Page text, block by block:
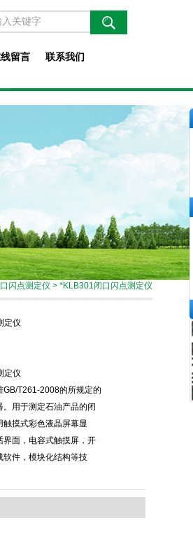
留言 联系我们
闪点测定仪 > *KLB301闭口闪点测定仪
定仪
定仪
GB/T261-2008的所规定的
。用于测定石油产品的闭
触摸式彩色液晶屏幕显
界面，电容式触摸屏，开
软件，模块化结构等技